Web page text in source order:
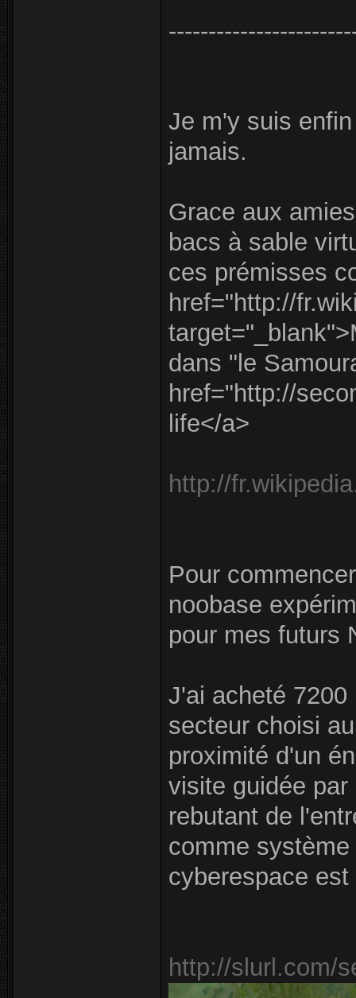
Je m'y suis
jamais.
Grace aux
bacs à sable
ces prémisses
href="http://
dans "le
href="http://
life</a>
http://
Pour
noobase
pour mes futurs
J'ai acheté
secteur choisi
proximité d'un
visite guidée
rebutant de
comme
cyberespace
http://slurl.com/